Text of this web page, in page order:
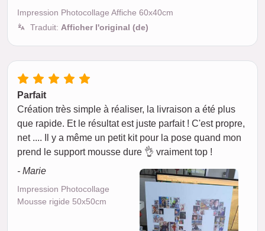
Impression Photocollage Affiche 60x40cm
Traduit: Afficher l'original (de)
Parfait
Création très simple à réaliser, la livraison a été plus
que rapide. Et le résultat est juste parfait ! C'est propre,
net .... Il y a même un petit kit pour la pose quand mon
prend le support mousse dure 👌 vraiment top !
- Marie
Impression Photocollage
Mousse rigide 50x50cm